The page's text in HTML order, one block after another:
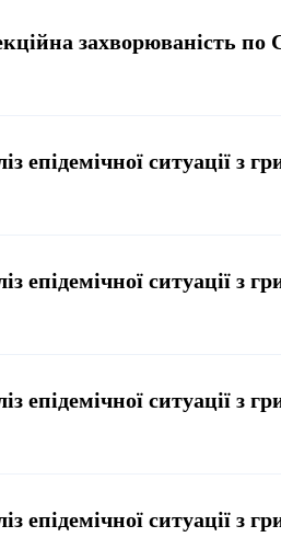
захворюваність по
епідемічної ситуації з
епідемічної ситуації з
епідемічної ситуації з
епідемічної ситуації з